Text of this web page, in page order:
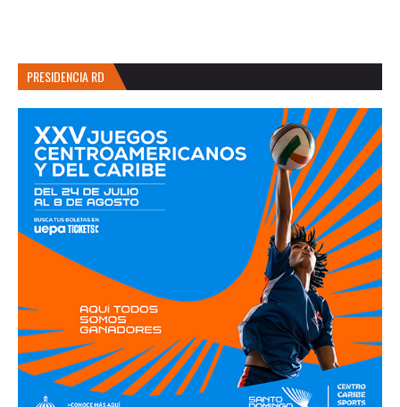
PRESIDENCIA RD